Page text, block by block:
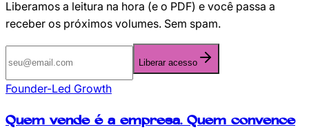
Liberamos a leitura na hora (e o PDF) e você passa a
receber os próximos volumes. Sem spam.
Liberar acesso
Founder-Led Growth
Quem vende é a empresa. Quem convence